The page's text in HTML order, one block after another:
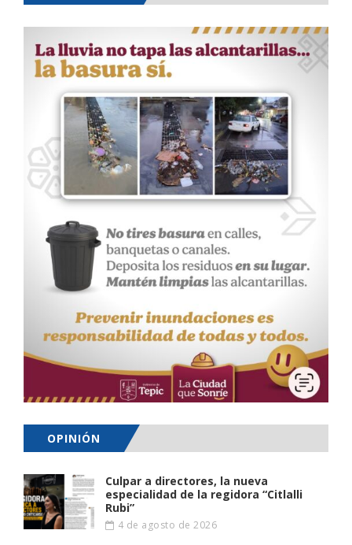
OPINIÓN
Culpar a directores, la nueva
especialidad de la regidora “Citlalli
Rubi”
4 de agosto de 2026